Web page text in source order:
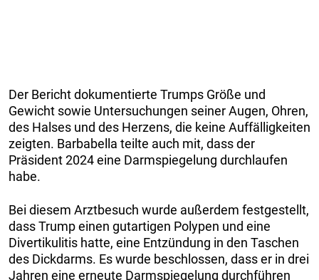
Der Bericht dokumentierte Trumps Größe und
Gewicht sowie Untersuchungen seiner Augen, Ohren,
des Halses und des Herzens, die keine Auffälligkeiten
zeigten. Barbabella teilte auch mit, dass der
Präsident 2024 eine Darmspiegelung durchlaufen
habe.
Bei diesem Arztbesuch wurde außerdem festgestellt,
dass Trump einen gutartigen Polypen und eine
Divertikulitis hatte, eine Entzündung in den Taschen
des Dickdarms. Es wurde beschlossen, dass er in drei
Jahren eine erneute Darmspiegelung durchführen